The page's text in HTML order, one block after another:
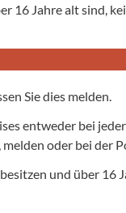
16 Jahre alt sind,
Sie dies melden.
entweder bei
oder bei der
und über 16